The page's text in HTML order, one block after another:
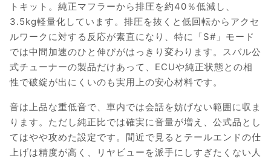
トキット。純正マフラーから排圧を約40％低減し、
3.5kg軽量化しています。排圧を抜くと低回転からアクセ
ルワークに対する反応が素直になり、特に「S#」モード
では中間加速のひと伸びがはっきり変わります。スバル公
式チューナーの製品だけあって、ECUや純正状態との相
性で破綻が出にくいのも実用上の安心材料です。
音は上品な重低音で、車内では会話を妨げない範囲に収ま
ります。ただし純正比では確実に音量が増え、公式品とし
てはやや攻めた設定です。間近で見るとテールエンドの仕
上げは精度が高く、リヤビューを派手にしすぎたくない人